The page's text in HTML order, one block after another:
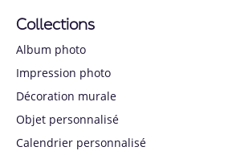
Collections
Album photo
Impression photo
Décoration murale
Objet personnalisé
Calendrier personnalisé